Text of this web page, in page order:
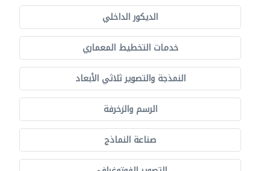
الديكور الداخلي
خدمات التخطيط المعماري
النمذجة والتصوير ثلاثي الأبعاد
الرسم والزخرفة
صناعة النماذج